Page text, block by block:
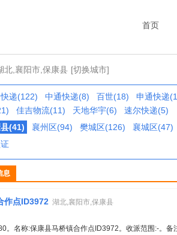
首页
北,襄阳市,保康县 [切换城市]
递(122) 中通快递(8) 百世(18)
申通快递
佳吉物流(11) 天地华宇(6)
速尔快递(5)
(41) 襄州区(94) 樊城区(126)
襄城区(47)
息
作点ID3972 湖北,襄阳市,保康县
。名称:保康县马桥镇合作点ID3972。收派范围:-。